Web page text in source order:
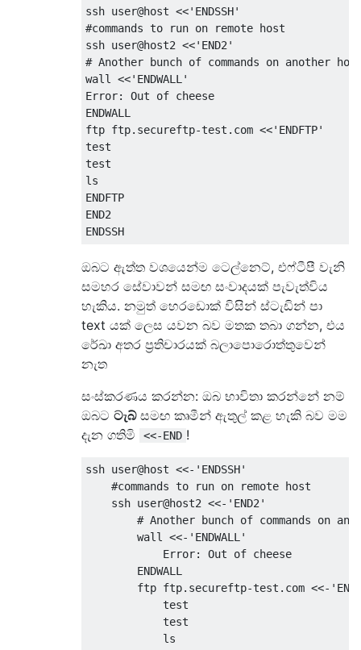
ssh user@host <<'ENDSSH'
#commands to run on remote host
ssh user@host2 <<'END2'
# Another bunch of commands on another
wall <<'ENDWALL'
Error: Out of cheese
ENDWALL
ftp ftp. secureftp-test . com <<'ENDFTP'
test
test
ls
ENDFTP
END2
ENDSSH
ඔබට ඇත්ත වශයෙන්ම ටෙල්නෙට්, එෆ්ටීපී වැනි
සමහර සේවාවන් සමඟ සංවාදයක් පැවැත්විය
හැකිය. නමුත් හෙරඩොක් විසින් ස්ටැඩින් පා
text යක් ලෙස යවන බව මතක තබා ගන්න, එය
රේඛා අතර ප්‍රතිචාරයක් බලාපොරොත්තුවෙන්
නැත
සංස්කරණය කරන්න: ඔබ භාවිතා කරන්නේ නම්
ඔබට ටැබ්සමඟ කෘමීන් ඇතුල් කළ හැකි බව මම
දැන ගතිමි
<<-END !
ssh user@host <<- 'ENDSSH'
#commands to run on remote host
    ssh user@host2
<<- 'END2'
# Another bunch of commands on
        wall
<<- 'ENDWALL'
Error: Out of cheese
        ENDWALL
        ftp ftp
. secureftp-test . com <<-
            test
            test
            ls